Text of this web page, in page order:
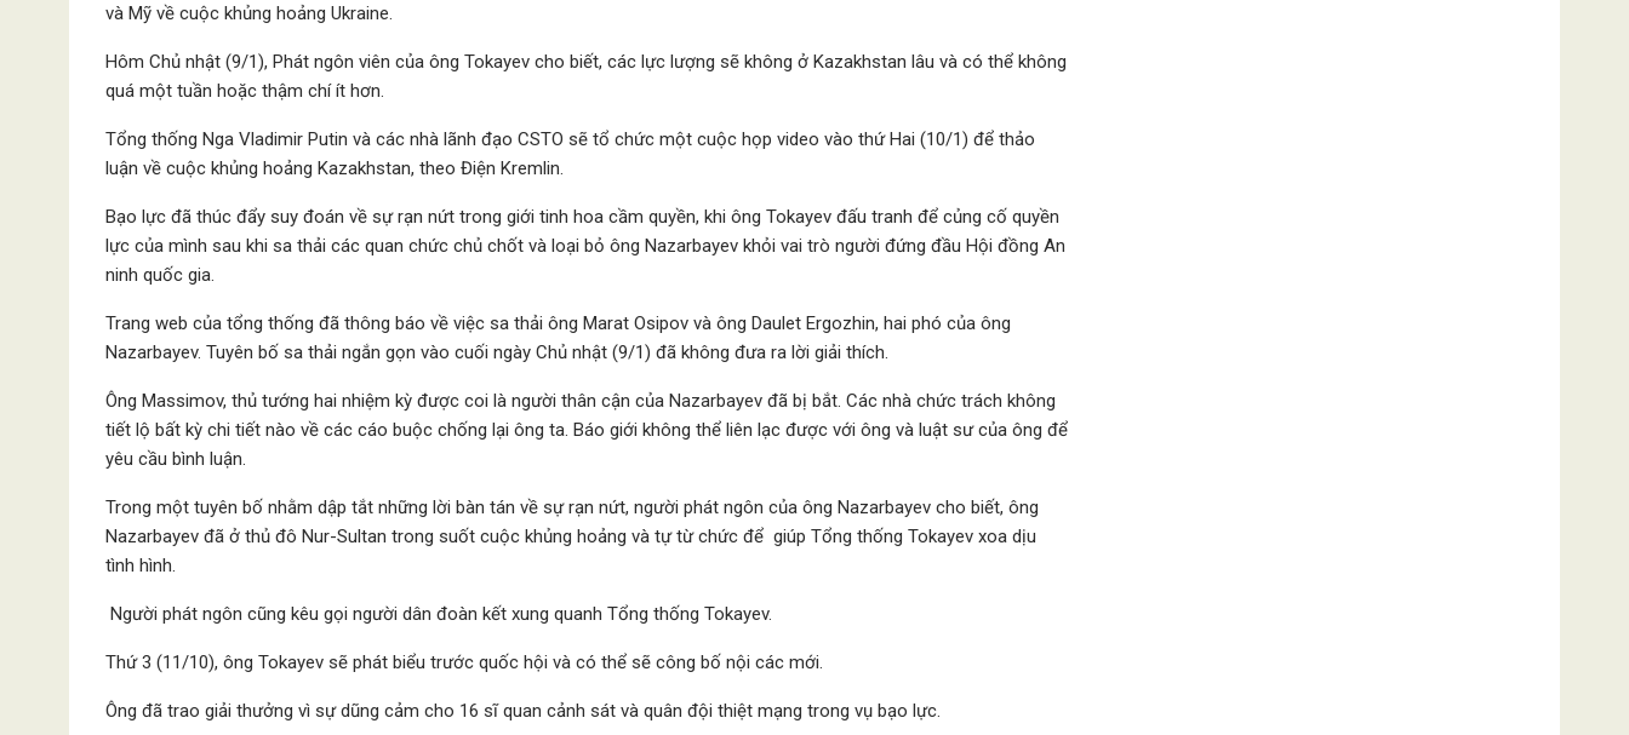
và Mỹ về cuộc khủng hoảng Ukraine.
Hôm Chủ nhật (9/1), Phát ngôn viên của ông Tokayev cho biết, các lực lượng sẽ không ở Kazakhstan lâu và có thể không
quá một tuần hoặc thậm chí ít hơn.
Tổng thống Nga Vladimir Putin và các nhà lãnh đạo CSTO sẽ tổ chức một cuộc họp video vào thứ Hai (10/1) để thảo
luận về cuộc khủng hoảng Kazakhstan, theo Điện Kremlin.
Bạo lực đã thúc đẩy suy đoán về sự rạn nứt trong giới tinh hoa cầm quyền, khi ông Tokayev đấu tranh để củng cố quyền
lực của mình sau khi sa thải các quan chức chủ chốt và loại bỏ ông Nazarbayev khỏi vai trò người đứng đầu Hội đồng An
ninh quốc gia.
Trang web của tổng thống đã thông báo về việc sa thải ông Marat Osipov và ông Daulet Ergozhin, hai phó của ông
Nazarbayev. Tuyên bố sa thải ngắn gọn vào cuối ngày Chủ nhật (9/1) đã không đưa ra lời giải thích.
Ông Massimov, thủ tướng hai nhiệm kỳ được coi là người thân cận của Nazarbayev đã bị bắt. Các nhà chức trách không
tiết lộ bất kỳ chi tiết nào về các cáo buộc chống lại ông ta. Báo giới không thể liên lạc được với ông và luật sư của ông để
yêu cầu bình luận.
Trong một tuyên bố nhằm dập tắt những lời bàn tán về sự rạn nứt, người phát ngôn của ông Nazarbayev cho biết, ông
Nazarbayev đã ở thủ đô Nur-Sultan trong suốt cuộc khủng hoảng và tự từ chức để giúp Tổng thống Tokayev xoa dịu
tình hình.
Người phát ngôn cũng kêu gọi người dân đoàn kết xung quanh Tổng thống Tokayev.
Thứ 3 (11/10), ông Tokayev sẽ phát biểu trước quốc hội và có thể sẽ công bố nội các mới.
Ông đã trao giải thưởng vì sự dũng cảm cho 16 sĩ quan cảnh sát và quân đội thiệt mạng trong vụ bạo lực.